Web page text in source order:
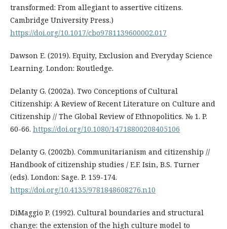
transformed: From allegiant to assertive citizens.
Cambridge University Press.)
https://doi.org/10.1017/cbo9781139600002.017
Dawson E. (2019). Equity, Exclusion and Everyday Science
Learning. London: Routledge.
Delanty G. (2002a). Two Conceptions of Cultural
Citizenship: A Review of Recent Literature on Culture and
Citizenship // The Global Review of Ethnopolitics. № 1. P.
60-66. https://doi.org/10.1080/14718800208405106
Delanty G. (2002b). Communitarianism and citizenship //
Handbook of citizenship studies / E.F. Isin, B.S. Turner
(eds). London: Sage. P. 159-174.
https://doi.org/10.4135/9781848608276.n10
DiMaggio P. (1992). Cultural boundaries and structural
change: the extension of the high culture model to